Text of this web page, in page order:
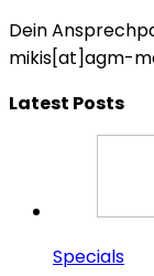
Dein
mikis[at]agm-
Latest Posts
Specials